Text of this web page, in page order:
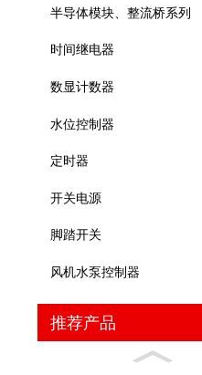
半导体模块、整流桥系列
时间继电器
数显计数器
水位控制器
定时器
开关电源
脚踏开关
风机水泵控制器
推荐产品